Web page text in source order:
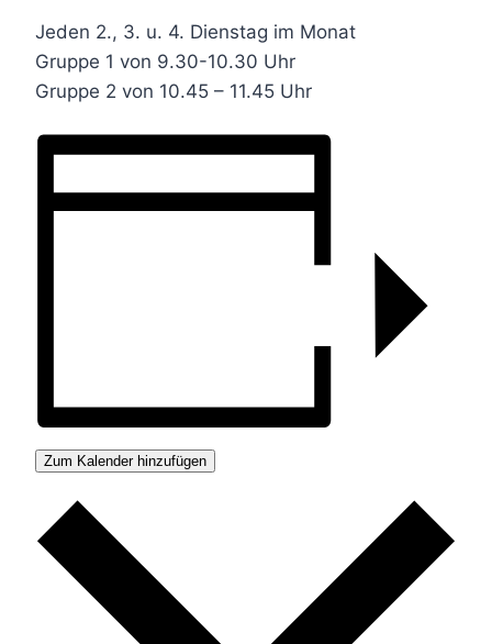
Jeden 2., 3. u. 4. Dienstag im Monat
Gruppe 1 von 9.30-10.30 Uhr
Gruppe 2 von 10.45 – 11.45 Uhr
Zum Kalender hinzufügen